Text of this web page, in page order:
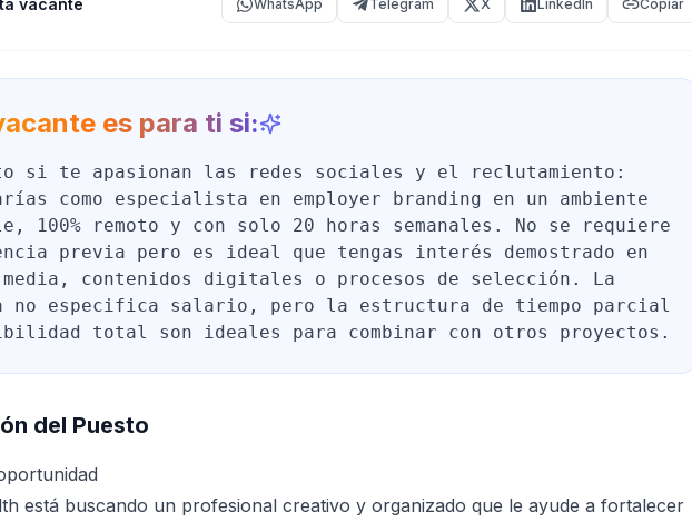
vacante WhatsApp Telegram X LinkedIn Copiar
es para ti si:
si te apasionan las redes sociales y el reclutamiento:
como especialista en employer branding en un ambiente
100% remoto y con solo 20 horas semanales. No se requiere
previa pero es ideal que tengas interés demostrado en
contenidos digitales o procesos de selección. La
no especifica salario, pero la estructura de tiempo parcial
total son ideales para combinar con otros proyectos.
del Puesto
está buscando un profesional creativo y organizado que le ayude a fortalecer